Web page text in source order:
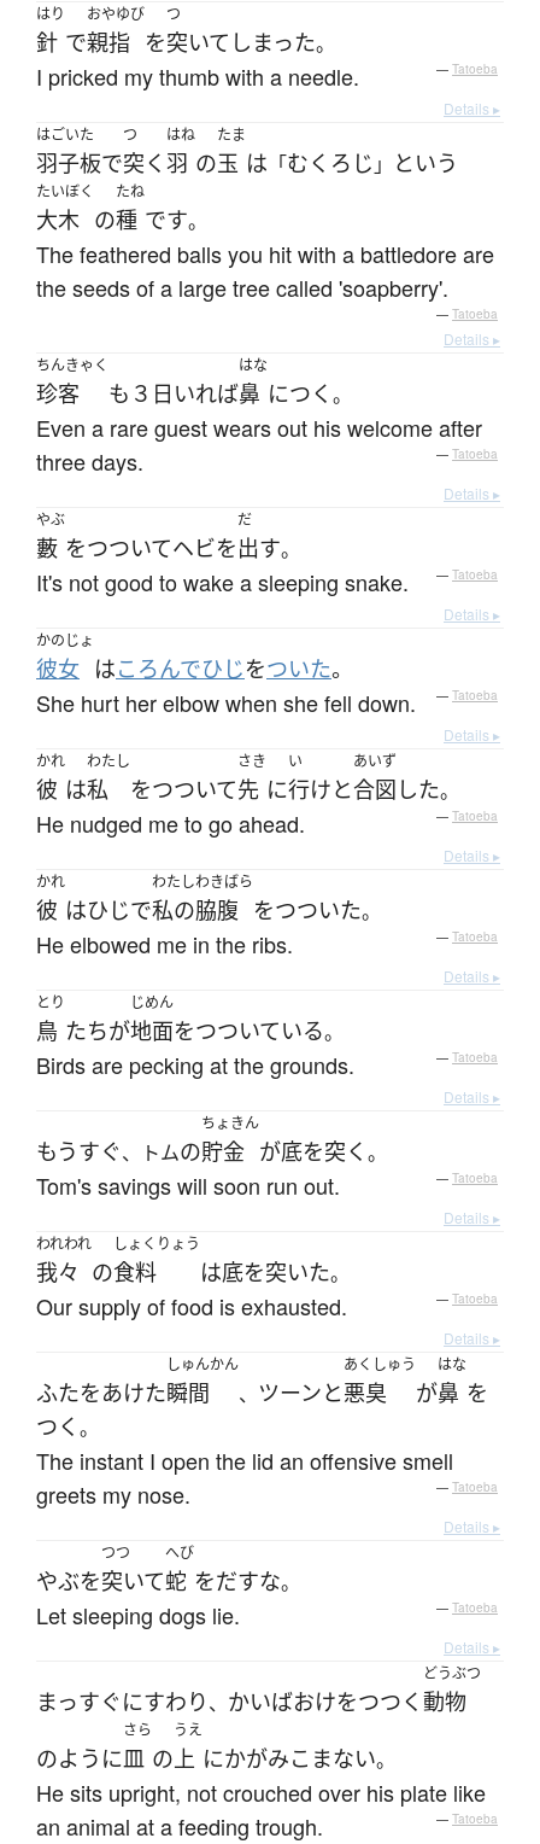
はり
針 で
おやゆび
親指 を
つ
突いて しまった。
I pricked my thumb with a needle. — Tatoeba
Details ▸
はごいた
羽子板で
つ
突く
はね
羽 の
たま
玉 は 「むくろじ 」 という
たいぼく
大木 の
たね
種 です。
The feathered balls you hit with a battledore are
the seeds of a large tree called 'soapberry'.
— Tatoeba
Details ▸
ちんきゃく
珍客 も ３日 いれば
はな
鼻 につく 。
Even a rare guest wears out his welcome after
three days.
— Tatoeba
Details ▸
やぶ
藪 をつついてヘビを
だ
出す。
It's not good to wake a sleeping snake. — Tatoeba
Details ▸
かのじょ
彼女 はころんでひじをついた。
She hurt her elbow when she fell down. — Tatoeba
Details ▸
かれ
彼 は
わたし
私 をつついて
さき
先 に
い
行けと
あいず
合図 した。
He nudged me to go ahead. — Tatoeba
Details ▸
かれ
彼 はひじで
わたし
私の
わきばら
脇腹 をつついた。
He elbowed me in the ribs. — Tatoeba
Details ▸
とり
鳥 たちが
じめん
地面をつついている。
Birds are pecking at the grounds. — Tatoeba
Details ▸
もうすぐ、トムの
ちょきん
貯金 が底を突く 。
Tom's savings will soon run out. — Tatoeba
Details ▸
われわれ
我々 の
しょくりょう
食料 は底を突いた。
Our supply of food is exhausted. — Tatoeba
Details ▸
ふたをあけた
しゅんかん
瞬間 、 ツーンと
あくしゅう
悪臭 が
はな
鼻 を
つく 。
The instant I open the lid an offensive smell
greets my nose.
— Tatoeba
Details ▸
やぶを
つつ
突いて
へび
蛇 をだすな。
Let sleeping dogs lie. — Tatoeba
Details ▸
まっすぐにすわり、 かいばおけをつつく
どうぶつ
動物
のように
さら
皿 の
うえ
上 にかがみこまない。
He sits upright, not crouched over his plate like
an animal at a feeding trough.
— Tatoeba